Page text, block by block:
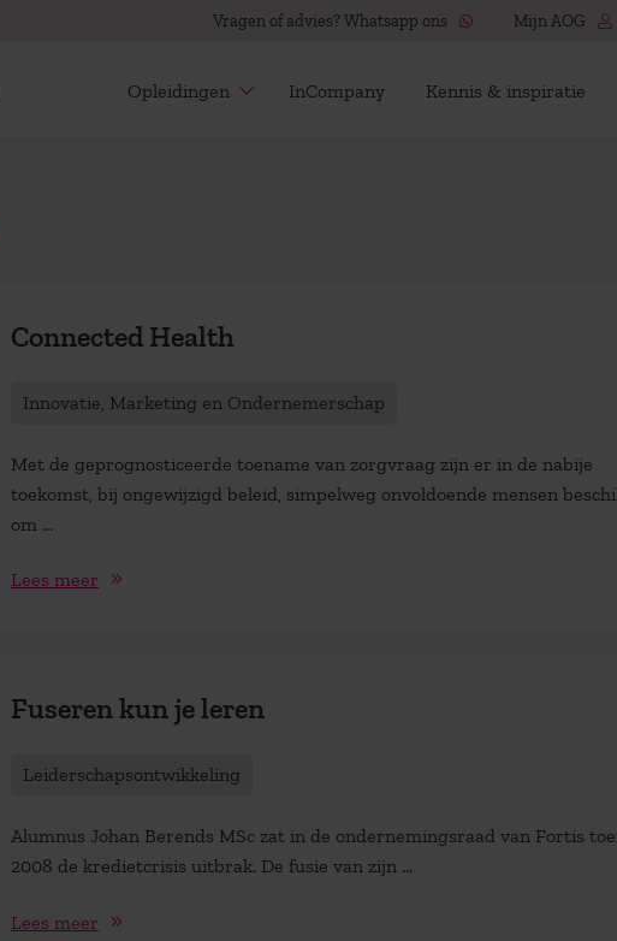
Vragen of advies? Whatsapp ons Mijn AOG
Opleidingen InCompany Kennis & inspiratie
Connected Health
Innovatie, Marketing en Ondernemerschap
Met de geprognosticeerde toename van zorgvraag zijn er in de nabije
toekomst, bij ongewijzigd beleid, simpelweg onvoldoende mensen
om ...
Lees meer
Fuseren kun je leren
Leiderschapsontwikkeling
Alumnus Johan Berends MSc zat in de ondernemingsraad van Fortis
2008 de kredietcrisis uitbrak. De fusie van zijn ...
Lees meer